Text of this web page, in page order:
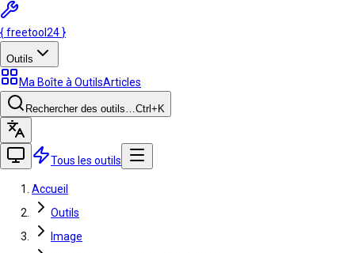
{freetool 24 }
Outils
Ma Boîte à OutilsArticles
Rechercher des outils…Ctrl +K
Tous les outils
Accueil
Outils
Image